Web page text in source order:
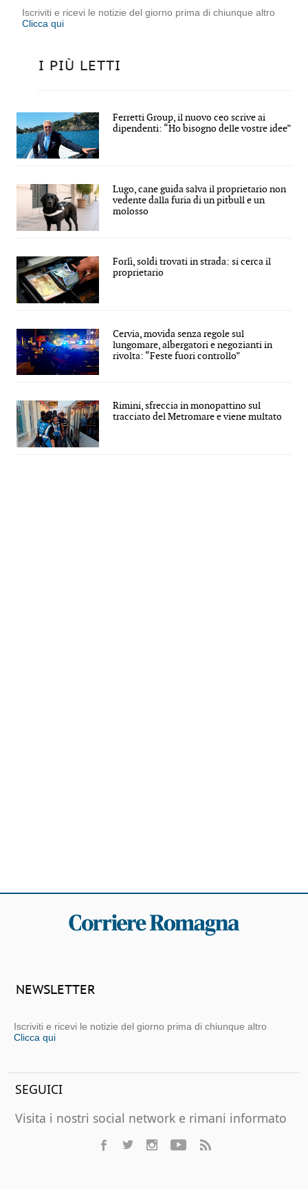
Iscriviti e ricevi le notizie del giorno prima di chiunque altro
Clicca qui
I PIÙ LETTI
Ferretti Group, il nuovo ceo scrive ai
dipendenti: “Ho bisogno delle vostre idee”
Lugo, cane guida salva il proprietario non
vedente dalla furia di un pitbull e un
molosso
Forlì, soldi trovati in strada: si cerca il
proprietario
Cervia, movida senza regole sul
lungomare, albergatori e negozianti in
rivolta: “Feste fuori controllo”
Rimini, sfreccia in monopattino sul
tracciato del Metromare e viene multato
NEWSLETTER
Iscriviti e ricevi le notizie del giorno prima di chiunque altro
Clicca qui
SEGUICI
Visita i nostri social network e rimani informato